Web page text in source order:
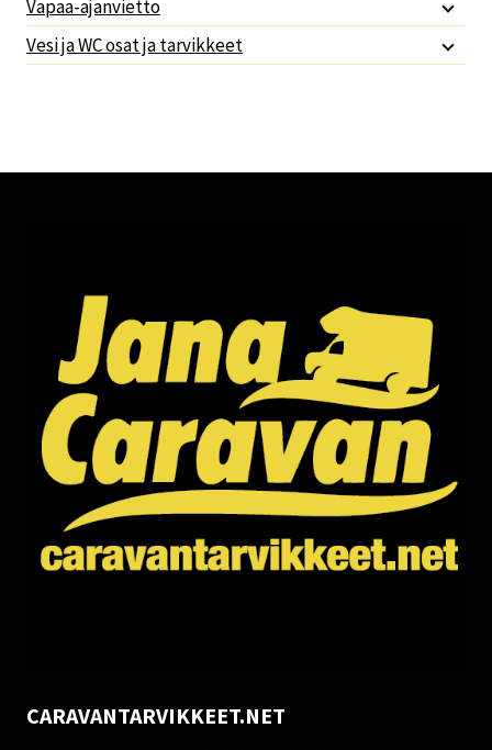
Vapaa-ajanvietto
Vesi ja WC osat ja tarvikkeet
CARAVANTARVIKKEET.NET